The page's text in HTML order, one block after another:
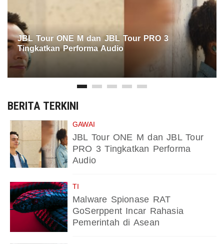
JBL Tour ONE M dan JBL Tour PRO 3
Tingkatkan Performa Audio
BERITA TERKINI
GAWAI
JBL Tour ONE M dan JBL Tour
PRO 3 Tingkatkan Performa
Audio
TI
Malware Spionase RAT
GoSerppent Incar Rahasia
Pemerintah di Asean